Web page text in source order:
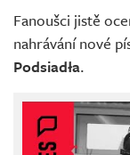
Fanoušci jistě
nahrávání nové
Podsiadła.